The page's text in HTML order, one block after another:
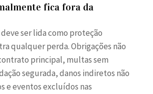
fica fora da
ser lida como proteção
qualquer perda. Obrigações não
principal, multas sem
segurada, danos indiretos não
e eventos excluídos nas